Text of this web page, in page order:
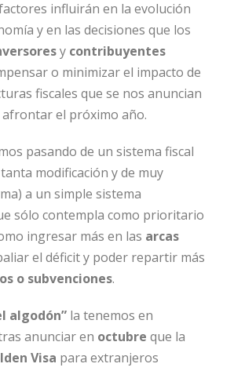
influirán en la evolución
y en las decisiones que los
y contribuyentes
o minimizar el impacto de
fiscales que se nos anuncian
el próximo año.
pasando de un sistema fiscal
modificación y de muy
a un simple sistema
sólo contempla como prioritario
ingresar más en las arcas
el déficit y poder repartir más
o subvenciones.
algodón” la tenemos en
anunciar en octubre que la
Visa para extranjeros